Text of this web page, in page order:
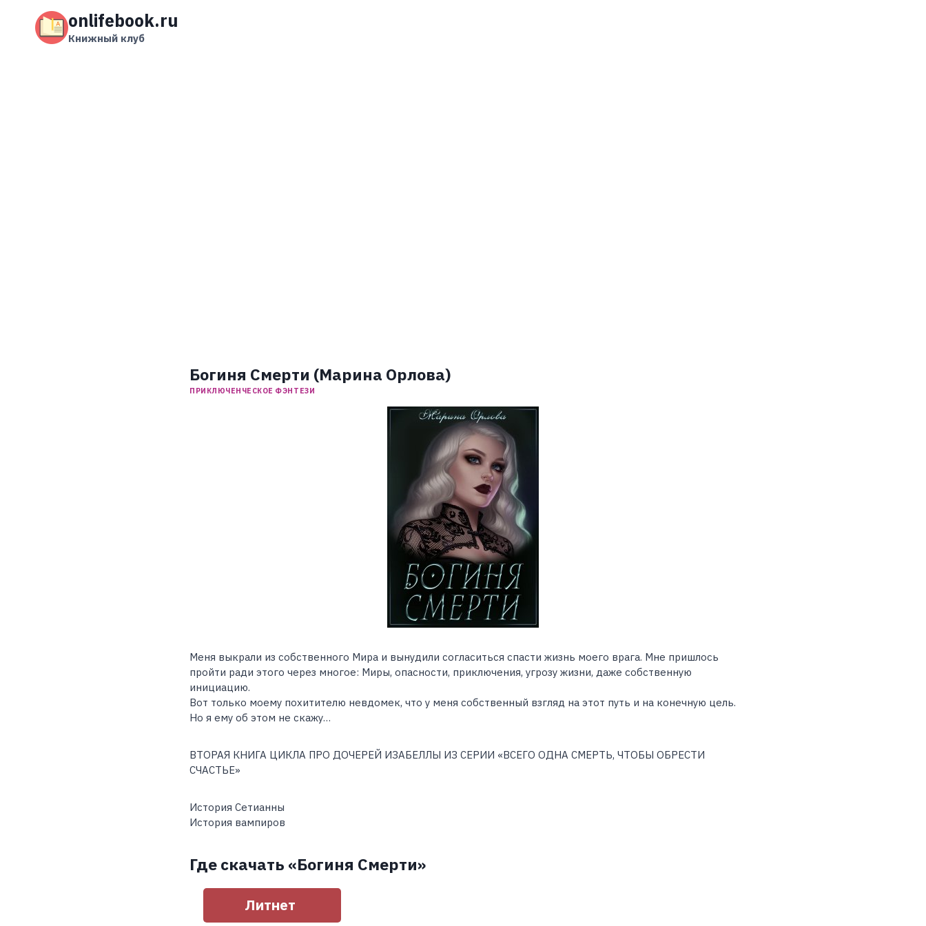
содержимому
onlifebook.ru
Книжный клуб
Богиня Смерти (Марина Орлова)
ПРИКЛЮЧЕНЧЕСКОЕ ФЭНТЕЗИ
Меня выкрали из собственного Мира и вынудили согласиться спасти жизнь моего врага. Мне пришлось
пройти ради этого через многое: Миры, опасности, приключения, угрозу жизни, даже собственную
инициацию.
Вот только моему похитителю невдомек, что у меня собственный взгляд на этот путь и на конечную цель.
Но я ему об этом не скажу…
ВТОРАЯ КНИГА ЦИКЛА ПРО ДОЧЕРЕЙ ИЗАБЕЛЛЫ ИЗ СЕРИИ «ВСЕГО ОДНА СМЕРТЬ, ЧТОБЫ ОБРЕСТИ
СЧАСТЬЕ»
История Сетианны
История вампиров
Где скачать «Богиня Смерти»
Литнет